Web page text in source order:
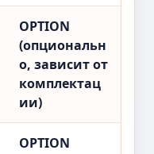
OPTION
(опциональн
о, зависит от
комплектац
ии)
OPTION